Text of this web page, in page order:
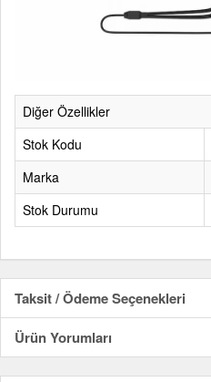
Diğer Özellikler
Stok Kodu
Marka
Stok Durumu
Taksit / Ödeme Seçenekleri
Ürün Yorumları